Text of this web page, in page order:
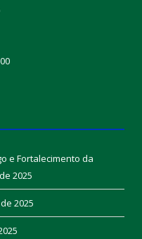
e Fortalecimento da
2025
2025